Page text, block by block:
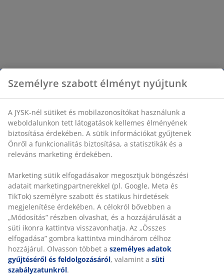
Személyre szabott élményt nyújtunk
A JYSK-nél sütiket és mobilazonosítókat használunk a
weboldalunkon tett látogatások kellemes élményének
biztosítása érdekében. A sütik információkat gyűjtenek
Önről a funkcionalitás biztosítása, a statisztikák és a
releváns marketing érdekében.
Marketing sütik elfogadásakor megosztjuk böngészési
adatait marketingpartnerekkel (pl. Google, Meta és
TikTok) személyre szabott és statikus hirdetések
megjelenítése érdekében. A célokról bővebben a
„Módosítás” részben olvashat, és a hozzájárulását a
süti ikonra kattintva visszavonhatja. Az „Összes
elfogadása” gombra kattintva mindhárom célhoz
hozzájárul. Olvasson többet a személyes adatok
gyűjtéséről és feldolgozásáról, valamint a süti
szabályzatunkról.